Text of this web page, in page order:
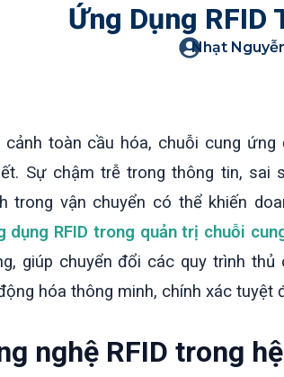
Ứng Dụng RFID
Nhạt
cảnh toàn cầu hóa, chuỗi cung
Sự chậm trễ trong thông tin, sai
trong vận chuyển có thể khiến
dụng RFID trong quản trị chuỗi
giúp chuyển đổi các quy trình
hóa thông minh, chính xác tuyệt
nghệ RFID trong